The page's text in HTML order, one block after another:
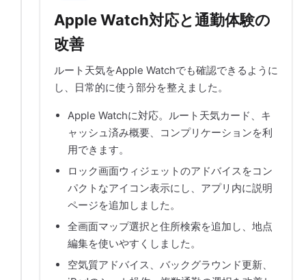
Apple Watch対応と通勤体験の
改善
ルート天気をApple Watchでも確認できるように
し、日常的に使う部分を整えました。
Apple Watchに対応。ルート天気カード、キ
ャッシュ済み概要、コンプリケーションを利
用できます。
ロック画面ウィジェットのアドバイスをコン
パクトなアイコン表示にし、アプリ内に説明
ページを追加しました。
全画面マップ選択と住所検索を追加し、地点
編集を使いやすくしました。
空気質アドバイス、バックグラウンド更新、